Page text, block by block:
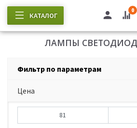
КАТАЛОГ
0
ЛАМПЫ
Фильтр по параметрам
Цена